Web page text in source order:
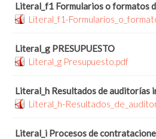
Literal_f1 Formularios o formatos
Literal_f1-
Literal_g PRESUPUESTO
Literal_g Presupuesto.pdf
Literal_h Resultados de auditorías
Literal_h-
Literal_i Procesos de